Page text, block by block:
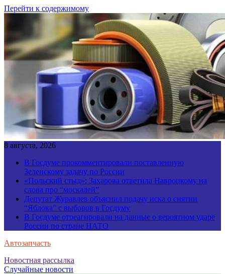
Перейти к содержимому
8 августа, 2026
В Госдуме прокомментировали поставленную
Зеленскому задачу по России
«Польский стыд»: Захарова ответила Навроцкому на
слова про “москалей”
Депутат Журавлев объяснил подачу иска о снятии
“Яблока” с выборов в Госдуму
В Госдуме отреагировали на данные о вероятном ударе
России по стране НАТО
Автозапчасть
Новостная рассылка
Случайные новости